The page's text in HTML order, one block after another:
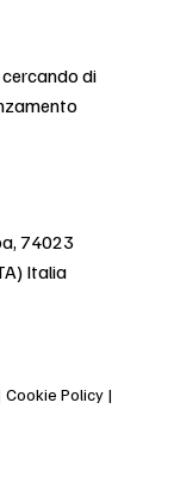
di
74023
Italia
Policy |